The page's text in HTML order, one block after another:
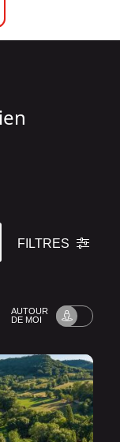
FILTRES
AUTOUR
DE MOI